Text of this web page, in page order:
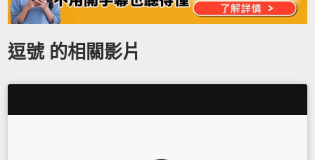
逗號 的相關影片